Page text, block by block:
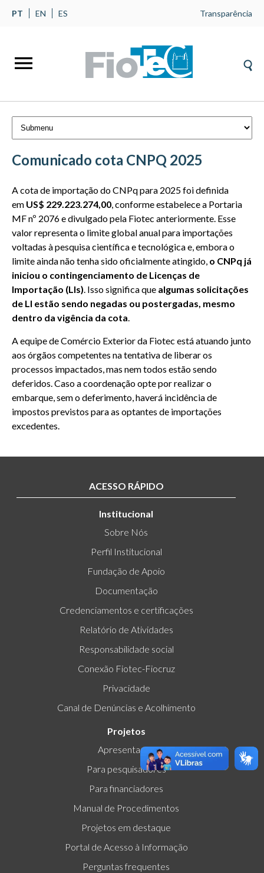
PT EN ES Transparência
Comunicado cota CNPQ 2025
A cota de importação do CNPq para 2025 foi definida
em US$ 229.223.274,00, conforme estabelece a Portaria
MF nº 2076 e divulgado pela Fiotec anteriormente. Esse
valor representa o limite global anual para importações
voltadas à pesquisa científica e tecnológica e, embora o
limite ainda não tenha sido oficialmente atingido, o CNPq já
iniciou o contingenciamento de Licenças de
Importação (LIs). Isso significa que algumas solicitações
de LI estão sendo negadas ou postergadas, mesmo
dentro da vigência da cota.
A equipe de Comércio Exterior da Fiotec está atuando junto
aos órgãos competentes na tentativa de liberar os
processos impactados, mas nem todos estão sendo
deferidos. Caso a coordenação opte por realizar o
embarque, sem o deferimento, haverá incidência de
impostos previstos para as optantes de importações
excedentes.
ACESSO RÁPIDO
Institucional
Sobre Nós
Perfil Institucional
Fundação de Apoio
Documentação
Credenciamentos e certificações
Relatório de Atividades
Responsabilidade social
Conexão Fiotec-Fiocruz
Privacidade
Canal de Denúncias e Acolhimento
Projetos
Apresentação
Para pesquisadores
Para financiadores
Manual de Procedimentos
Projetos em destaque
Portal de Acesso à Informação
Perguntas frequentes